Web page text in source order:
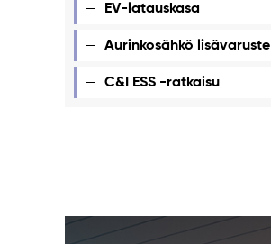
EV-latauskasa
Aurinkosähkö lisävaruste
C&I ESS -ratkaisu